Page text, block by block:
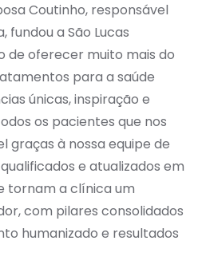
Coutinho, responsável
a São Lucas
de oferecer muito mais do
para a saúde
únicas, inspiração e
os pacientes que nos
graças à nossa equipe de
e atualizados em
tornam a clínica um
com pilares consolidados
humanizado e resultados